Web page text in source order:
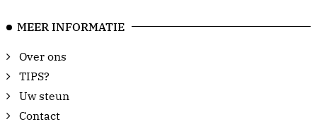
MEER INFORMATIE
Over ons
TIPS?
Uw steun
Contact